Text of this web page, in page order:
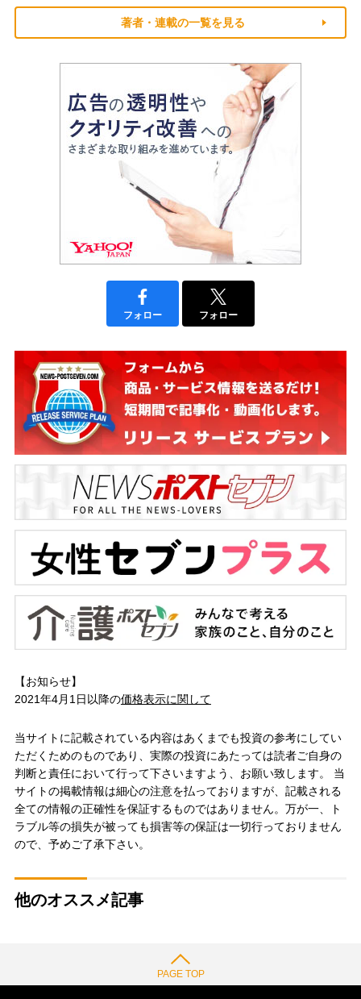
著者・連載の一覧を見る
フォロー フォロー
【お知らせ】
2021年4月1日以降の価格表示に関して
当サイトに記載されている内容はあくまでも投資の参考にしてい
ただくためのものであり、実際の投資にあたっては読者ご自身の
判断と責任において行って下さいますよう、お願い致します。 当
サイトの掲載情報は細心の注意を払っておりますが、記載される
全ての情報の正確性を保証するものではありません。万が一、ト
ラブル等の損失が被っても損害等の保証は一切行っておりません
ので、予めご了承下さい。
他のオススメ記事
PAGE TOP